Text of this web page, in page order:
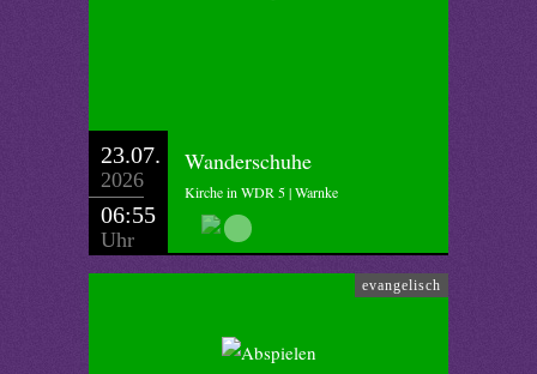
23.07.
2026
06:55
Uhr
Wanderschuhe
Kirche in WDR 5 | Warnke
evangelisch